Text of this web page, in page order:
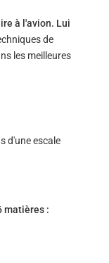
à l'avion. Lui
de
les meilleures
d'une escale
matières :